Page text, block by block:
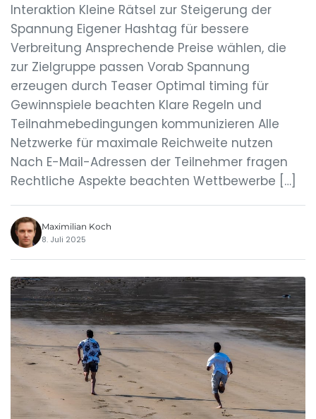
Interaktion Kleine Rätsel zur Steigerung der
Spannung Eigener Hashtag für bessere
Verbreitung Ansprechende Preise wählen, die
zur Zielgruppe passen Vorab Spannung
erzeugen durch Teaser Optimal timing für
Gewinnspiele beachten Klare Regeln und
Teilnahmebedingungen kommunizieren Alle
Netzwerke für maximale Reichweite nutzen
Nach E-Mail-Adressen der Teilnehmer fragen
Rechtliche Aspekte beachten Wettbewerbe […]
Maximilian Koch
8. Juli 2025